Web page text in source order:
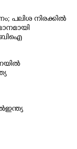
പലിശ നിരക്കിൽ
​ഇ​ന്ത്യ​